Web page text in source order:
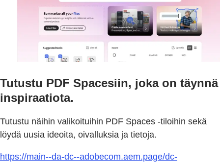
Tutustu PDF Spacesiin, joka on täynnä
inspiraatiota.
Tutustu näihin valikoituihin PDF Spaces -tiloihin sekä
löydä uusia ideoita, oivalluksia ja tietoja.
https://main--da-dc--adobecom.aem.page/dc-